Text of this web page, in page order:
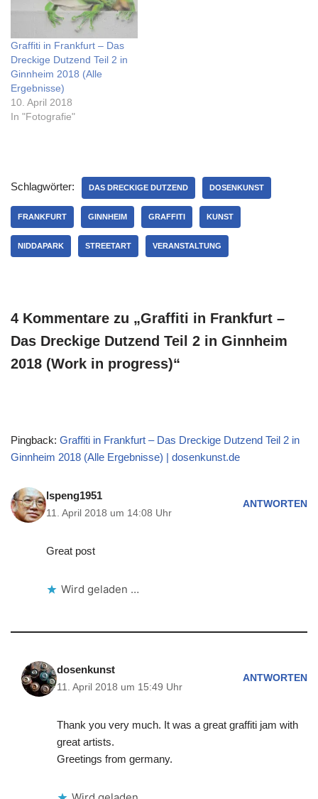
Graffiti in Frankfurt – Das
Dreckige Dutzend Teil 2 in
Ginnheim 2018 (Alle
Ergebnisse)
10. April 2018
In "Fotografie"
Schlagwörter: DAS DRECKIGE DUTZEND DOSENKUNST
FRANKFURT GINNHEIM GRAFFITI KUNST
NIDDAPARK STREETART VERANSTALTUNG
4 Kommentare zu „Graffiti in Frankfurt –
Das Dreckige Dutzend Teil 2 in Ginnheim
2018 (Work in progress)“
Pingback: Graffiti in Frankfurt – Das Dreckige Dutzend Teil 2 in
Ginnheim 2018 (Alle Ergebnisse) | dosenkunst.de
lspeng1951
11. April 2018 um 14:08 Uhr
ANTWORTEN
Great post
Wird geladen …
dosenkunst
11. April 2018 um 15:49 Uhr
ANTWORTEN
Thank you very much. It was a great graffiti jam with
great artists.
Greetings from germany.